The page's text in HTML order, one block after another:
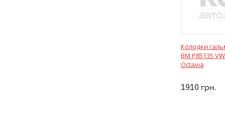
Колодки
BM P85135
Octavia
1910 грн.